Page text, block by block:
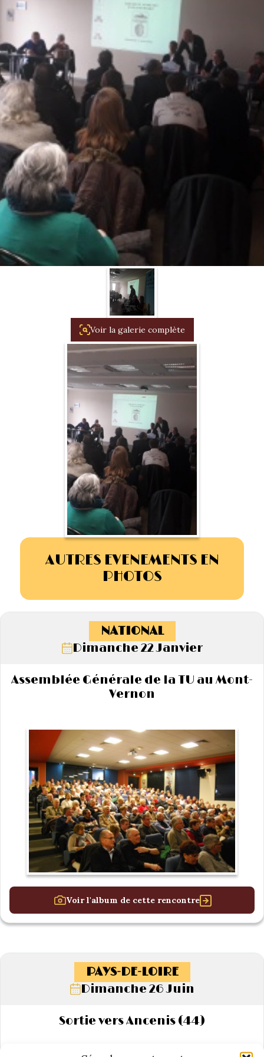
Notre local
La Boutique
Les pièces
L’assurance
Liens
La Revue
Les salons
La traction
La Traction des
membres
Bibliographie
Présentation 7
Présentation 15 six
Evolution 7 et 11 -
1934/1941
Evolution 11 –
1945/1952
Evolution 11 –
1952/1957
La 15/6 G –
1938/1947
La 15/6 D –
1947/1955
La 15/6 H –
1954/1956
Voir la galerie complète
AUTRES EVENEMENTS EN
PHOTOS
NATIONAL
Dimanche 22 Janvier
Assemblée Générale de la TU au Mont-
Vernon
Voir l'album de cette rencontre
PAYS-DE-LOIRE
Dimanche 26 Juin
Sortie vers Ancenis (44)